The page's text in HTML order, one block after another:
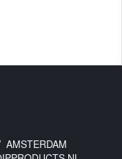
AMSTERDAM